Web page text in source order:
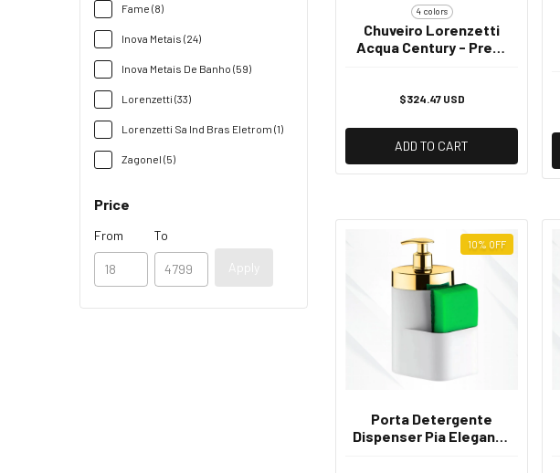
Fame (8)
Inova Metais (24)
Inova Metais De Banho (59)
Lorenzetti (33)
Lorenzetti Sa Ind Bras Eletrom (1)
Zagonel (5)
Price
From To
Apply
4 colors
Chuveiro Lorenzetti
Acqua Century - Preto
$324.47 USD
ADD TO CART
10% OFF
Porta Detergente
Dispenser Pia Eleganza